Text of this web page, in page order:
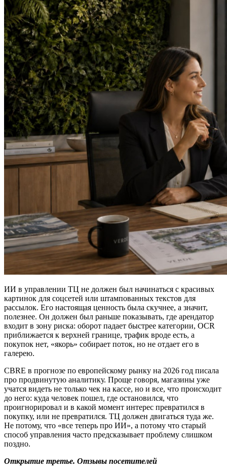
ИИ в управлении ТЦ не должен был начинаться с красивых
картинок для соцсетей или штампованных текстов для
рассылок. Его настоящая ценность была скучнее, а значит,
полезнее. Он должен был раньше показывать, где арендатор
входит в зону риска: оборот падает быстрее категории, OCR
приближается к верхней границе, трафик вроде есть, а
покупок нет, «якорь» собирает поток, но не отдает его в
галерею.
CBRE в прогнозе по европейскому рынку на 2026 год писала
про продвинутую аналитику. Проще говоря, магазины уже
учатся видеть не только чек на кассе, но и все, что происходит
до него: куда человек пошел, где остановился, что
проигнорировал и в какой момент интерес превратился в
покупку, или не превратился. ТЦ должен двигаться туда же.
Не потому, что «все теперь про ИИ», а потому что старый
способ управления часто предсказывает проблему слишком
поздно.
Открытие третье. Отзывы посетителей